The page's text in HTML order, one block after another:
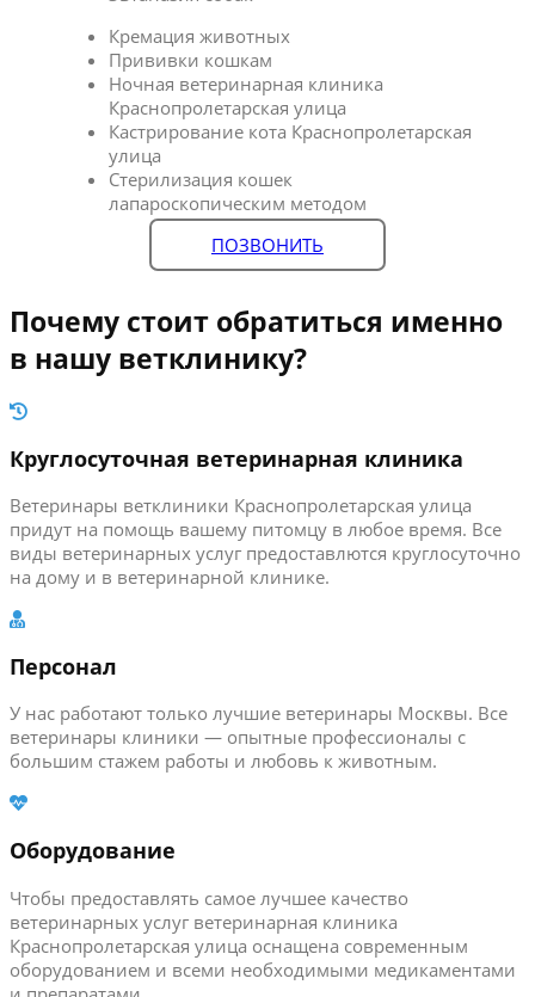
Кремация животных
Прививки кошкам
Ночная ветеринарная клиника
Краснопролетарская улица
Кастрирование кота Краснопролетарская
улица
Стерилизация кошек
лапароскопическим методом
ПОЗВОНИТЬ
Почему стоит обратиться именно
в нашу ветклинику?
Круглосуточная ветеринарная клиника
Ветеринары ветклиники Краснопролетарская улица
придут на помощь вашему питомцу в любое время. Все
виды ветеринарных услуг предоставлются круглосуточно
на дому и в ветеринарной клинике.
Персонал
У нас работают только лучшие ветеринары Москвы. Все
ветеринары клиники — опытные профессионалы с
большим стажем работы и любовь к животным.
Оборудование
Чтобы предоставлять самое лучшее качество
ветеринарных услуг ветеринарная клиника
Краснопролетарская улица оснащена современным
оборудованием и всеми необходимыми медикаментами